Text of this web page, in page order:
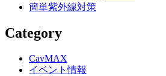
簡単紫外線対策
Category
CavMAX
イベント情報